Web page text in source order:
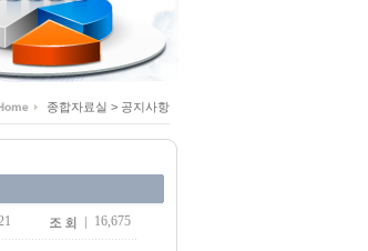
종합자료실 > 공지사항
21 16,675